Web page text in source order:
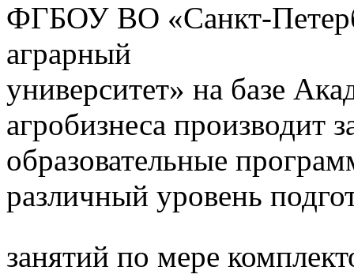
ФГБОУ ВО «Санкт-
аграрный
университет» на базе
агробизнеса производит
образовательные
различный уровень
занятий по мере